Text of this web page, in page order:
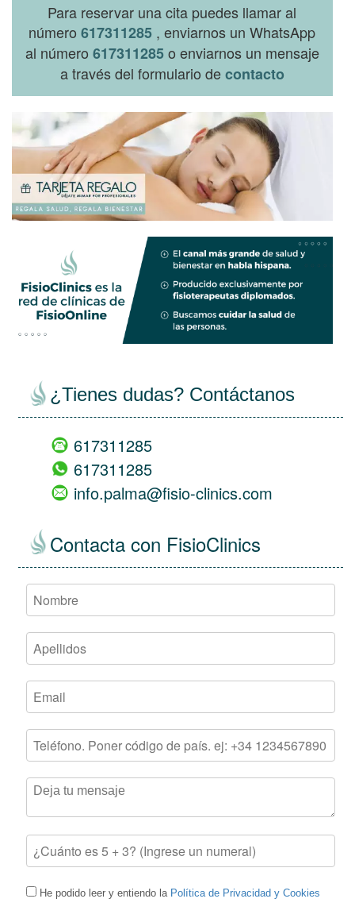
Para reservar una cita puedes llamar al
número617311285 , enviarnos un WhatsApp
al número 617311285o enviarnos un mensaje
a través del formulario decontacto
empty ¿Tienes dudas? Contáctanos
617311285
617311285
info.palma@fisio-clinics.com
Contacta con FisioClinics
He podido leer y entiendo la Política de Privacidad y Cookies